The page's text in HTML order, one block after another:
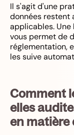
Il s'agit d'une
données restent
applicables.
vous permet de
réglementation,
les suive
Comment
elles
en matière